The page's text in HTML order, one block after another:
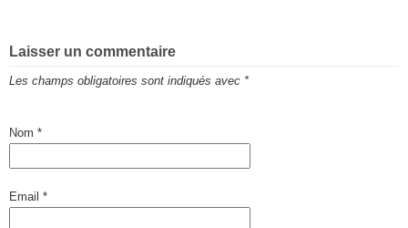
Laisser un commentaire
Les champs obligatoires sont indiqués avec *
Nom *
Email *